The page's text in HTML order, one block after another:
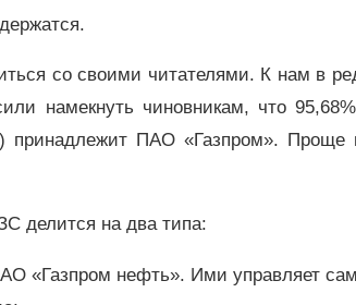
со своими читателями. К нам в
намекнуть чиновникам, что
принадлежит ПАО «Газпром». Проще
делится на два типа:
«Газпром нефть». Ими управляет